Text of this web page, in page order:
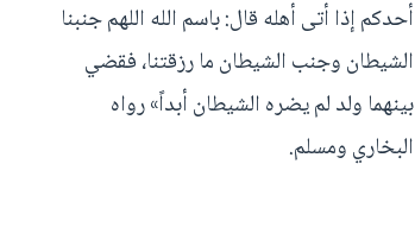
أحدكم إذا أتى أهله قال: باسم الله اللهم جنبنا
الشيطان وجنب الشيطان ما رزقتنا، فقضي
بينهما ولد لم يضره الشيطان أبداً» رواه
البخاري ومسلم.